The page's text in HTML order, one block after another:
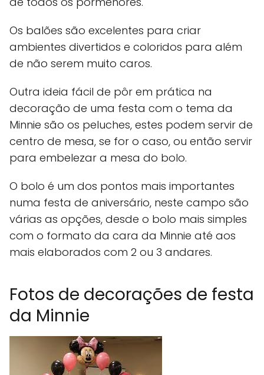
Os balões são excelentes para criar
ambientes divertidos e coloridos para além
de não serem muito caros.
Outra ideia fácil de pôr em prática na
decoração de uma festa com o tema da
Minnie são os peluches, estes podem servir de
centro de mesa, se for o caso, ou então servir
para embelezar a mesa do bolo.
O bolo é um dos pontos mais importantes
numa festa de aniversário, neste campo são
várias as opções, desde o bolo mais simples
com o formato da cara da Minnie até aos
mais elaborados com 2 ou 3 andares.
Fotos de decorações de festa
da Minnie